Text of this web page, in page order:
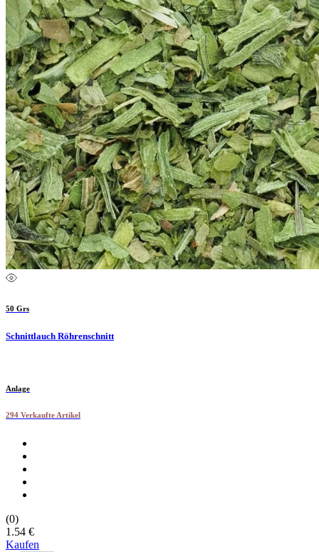
50 Grs
Schnittlauch Röhrenschnitt
Anlage
294 Verkaufte Artikel
(0)
1.54 €
Kaufen